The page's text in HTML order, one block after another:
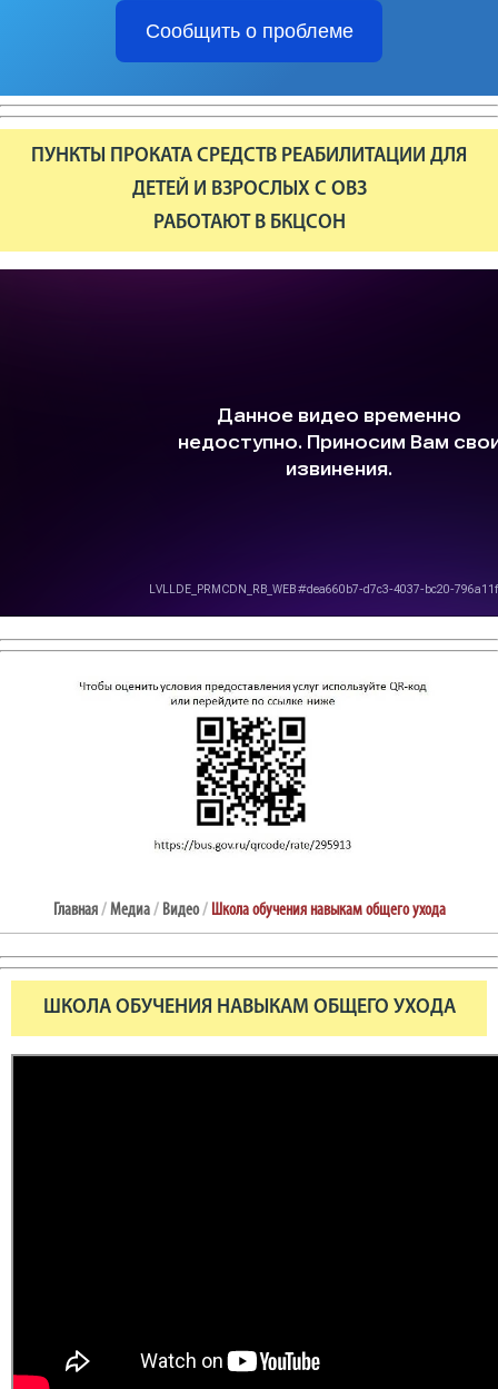
Сообщить о проблеме
ПУНКТЫ ПРОКАТА СРЕДСТВ РЕАБИЛИТАЦИИ ДЛЯ
ДЕТЕЙ И ВЗРОСЛЫХ С ОВЗ
РАБОТАЮТ В БКЦСОН
Главная / Медиа / Видео / Школа обучения навыкам общего ухода
ШКОЛА ОБУЧЕНИЯ НАВЫКАМ ОБЩЕГО УХОДА